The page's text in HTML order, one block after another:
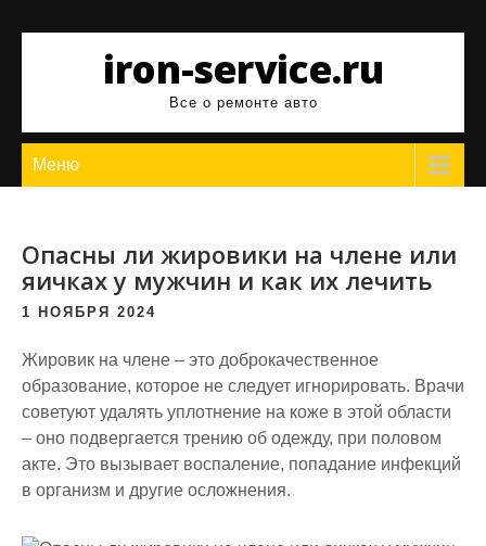
содержимомуiron-service.ru
Все о ремонте авто
Меню
Опасны ли жировики на члене или
яичках у мужчин и как их лечить
1 НОЯБРЯ 2024
Жировик на члене – это доброкачественное
образование, которое не следует игнорировать. Врачи
советуют удалять уплотнение на коже в этой области
– оно подвергается трению об одежду, при половом
акте. Это вызывает воспаление, попадание инфекций
в организм и другие осложнения.